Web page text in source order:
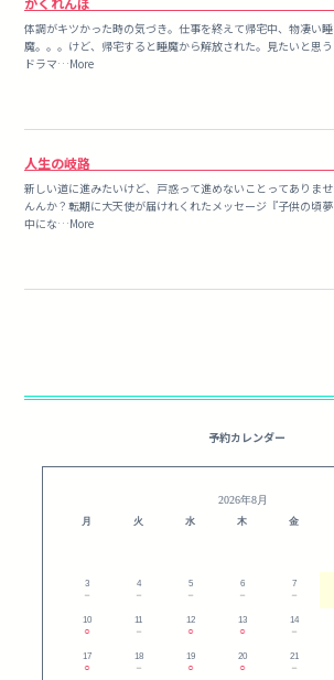
体調がキツかった時の気づき。仕事を終えて帰宅中、物凄い睡
魔。。。けど、帰宅すると睡魔から解放された。見たいと思う
ドラマ…More
人生の岐路
新しい道に進みたいけど、戸惑って進めないことってありませ
んんか？転期に大天使が届けれくれたメッセージ『子供の頃夢
中にな…More
予約カレンダー
2026年8月
月 火 水 木 金
3
－
4
－
5
－
6
－
7
－
10
○
11
－
12
○
13
○
14
－
17
○
18
－
19
○
20
○
21
－